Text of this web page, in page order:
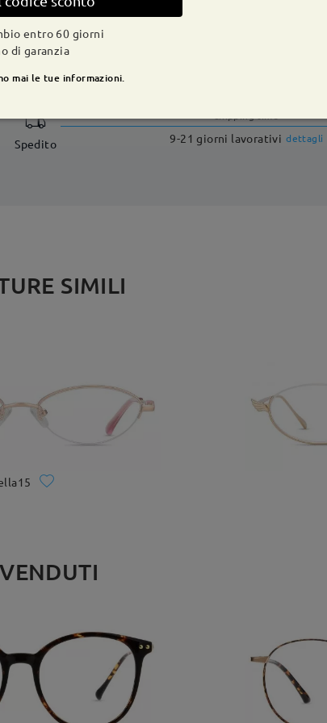
Spedito
shipping time
9-21 giorni lavorativi dettagli
SIMILI
entro 60 giorni
di garanzia
mai le tue informazioni.